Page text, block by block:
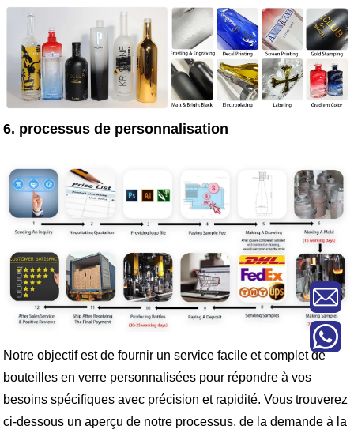
6. processus de personnalisation
Notre objectif est de fournir un service facile et complet de
bouteilles en verre personnalisées pour répondre à vos
besoins spécifiques avec précision et rapidité. Vous trouverez
ci-dessous un aperçu de notre processus, de la demande à la